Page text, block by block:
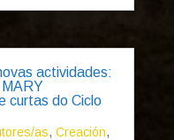
actividades:
curtas do Ciclo
as, Creación,